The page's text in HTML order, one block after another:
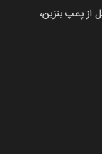
قبل از پمپ بنزین،